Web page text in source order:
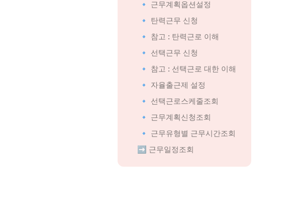
🔹 근무계획옵션설정
🔹 탄력근무 신청
🔹 참고 : 탄력근로 이해
🔹 선택근무 신청
🔹 참고 : 선택근로 대한 이해
🔹 자율출근제 설정
🔹 선택근로스케줄조회
🔹 근무계획신청조회
🔹 근무유형별 근무시간조회
➡️ 근무일정조회